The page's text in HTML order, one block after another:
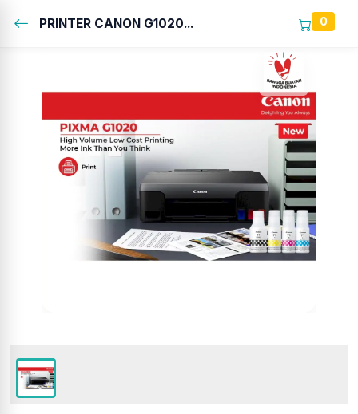
PRINTER CANON G1020... 0